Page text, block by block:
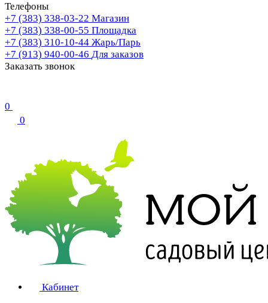
Телефоны
+7 (383) 338-03-22 Магазин
+7 (383) 338-00-55 Площадка
+7 (383) 310-10-44 Жарь/Парь
+7 (913) 940-00-46 Для заказов
Заказать звонок
0
0
Кабинет